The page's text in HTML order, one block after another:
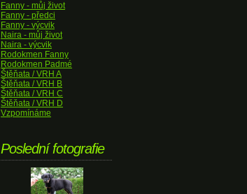
Fanny - můj život
Fanny - předci
Fanny - výcvik
Naira - můj život
Naira - výcvik
Rodokmen Fanny
Rodokmen Padmé
Štěňata / VRH A
Štěňata / VRH B
Štěňata / VRH C
Štěňata / VRH D
Vzpomínáme
Poslední fotografie